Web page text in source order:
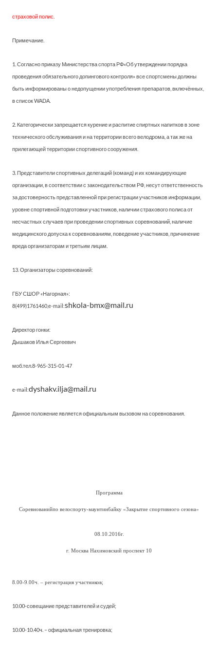
страховой полис.
Примечание.
1. Согласно приказу Министерства спорта РФ«Об утверждении порядка
проведения обязательного допингового контроля» все спортсмены должны
быть информированы о недопущении употребления препаратов, включённых,
в список WADA.
2. Категорически запрещается курение и распитие спиртных напитков в зоне
технического обслуживания и на территории всего велодрома, а так же на
прилегающей территории спортивного сооружения.
3. Представители спортивных делегаций (команд) и их командирующие
организации, в соответствии с законодательством РФ, несут ответственность
за достоверность представленной при регистрации участников информации,
уровне спортивной подготовки участников, наличии страхового полиса от
несчастных случаев при проведении спортивных соревнований, наличие
медицинского допуска к соревнованиям, поведение участников, причинение
вреда организаторам и третьим лицам.
13. Организаторы соревнований:
ГБУ СШОР «Нагорная»:
8(499)1761460,e-mail:shkola-bmx@mail.ru
Директор гонки:
Дышаков Илья Сергеевич
моб.тел.8-965-315-01-47
e-mail:dyshakv.ilja@mail.ru
Данное положение является официальным вызовом на соревнования.
Программа
Соревнованийпо велоспорту-маунтинбайку «Закрытие спортивного сезона»
08.10.2016г.
г. Москва Нахимовский проспект 10
8.00-9.00ч. – регистрация участников;
10.00-совещание представителей и судей;
10.00-10.40ч. – официальная тренировка;